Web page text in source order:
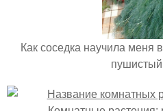
Как соседка научила